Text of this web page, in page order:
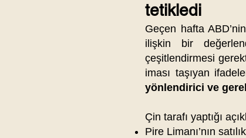
tetikledi
Geçen hafta
ilişkin bir
çeşitlendirmesi
iması taşıyan
yönlendirici ve
Çin tarafı yaptığı
Pire Limanı’nın